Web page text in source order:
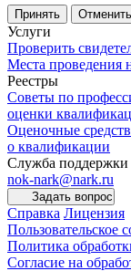
Принять Отменить
Услуги
Проверить
Места проведения
Реестры
Советы по
оценки
Оценочные
о квалификации
Служба поддержки
nok-nark@nark.ru
Задать вопрос
Справка Лицензия
Пользовательское
Политика
Согласие на